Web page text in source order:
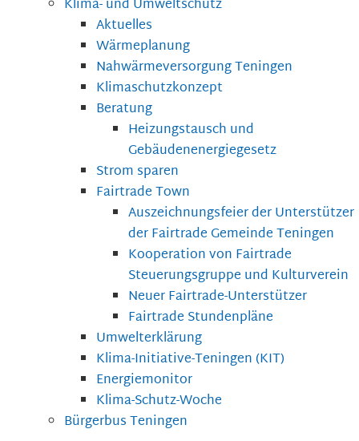
Klima- und Umweltschutz
Aktuelles
Wärmeplanung
Nahwärmeversorgung Teningen
Klimaschutzkonzept
Beratung
Heizungstausch und
Gebäudenenergiegesetz
Strom sparen
Fairtrade Town
Auszeichnungsfeier der Unterstützer
der Fairtrade Gemeinde Teningen
Kooperation von Fairtrade
Steuerungsgruppe und Kulturverein
Neuer Fairtrade-Unterstützer
Fairtrade Stundenpläne
Umwelterklärung
Klima-Initiative-Teningen (KIT)
Energiemonitor
Klima-Schutz-Woche
Bürgerbus Teningen